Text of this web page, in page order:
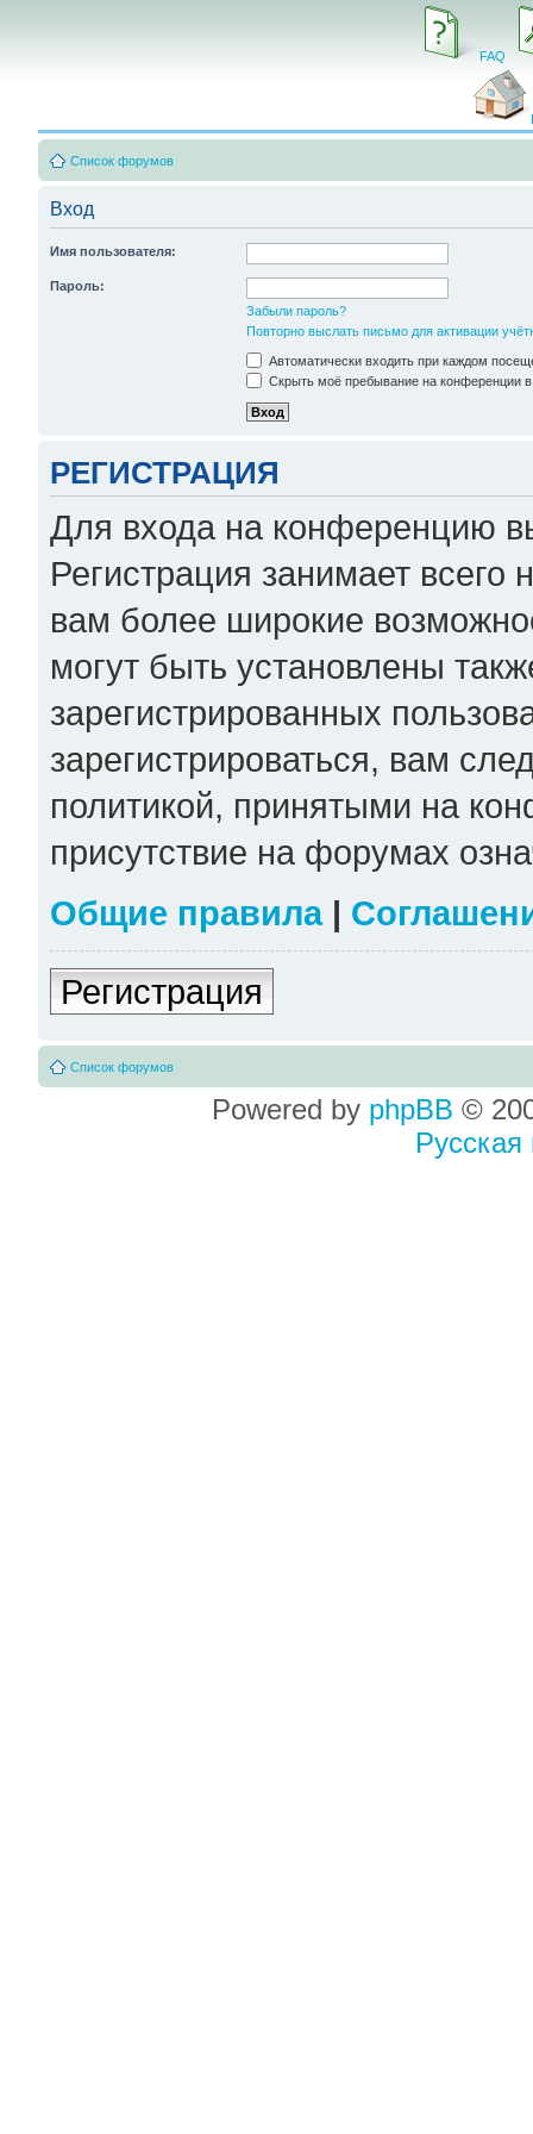
FAQ
Список форумов
Вход
Имя пользователя:
Пароль:
Забыли пароль?
Повторно выслать письмо для активации
Автоматически входить при каждом
Скрыть моё пребывание на конференции в
РЕГИСТРАЦИЯ
Для входа на конференцию
Регистрация занимает всего
вам более широкие
могут быть установлены
зарегистрированных
зарегистрироваться, вам
политикой, принятыми на
присутствие на форумах
Общие правила|
Регистрация
Список форумов
Powered by phpBB ©